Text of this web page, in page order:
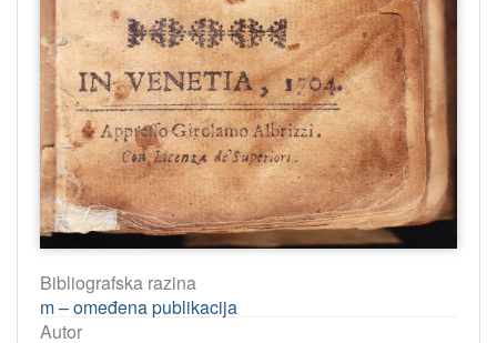
Bibliografska razina
m – omeđena publikacija
Autor